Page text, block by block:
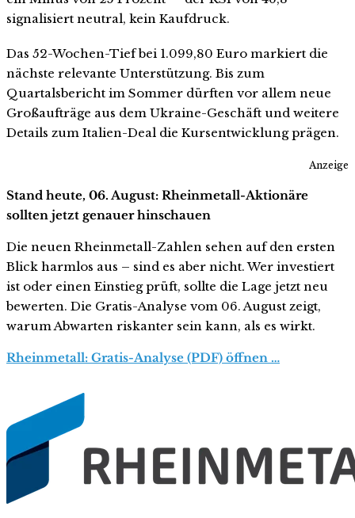
signalisiert neutral, kein Kaufdruck.
Das 52-Wochen-Tief bei 1.099,80 Euro markiert die
nächste relevante Unterstützung. Bis zum
Quartalsbericht im Sommer dürften vor allem neue
Großaufträge aus dem Ukraine-Geschäft und weitere
Details zum Italien-Deal die Kursentwicklung prägen.
Anzeige
Stand heute, 06. August: Rheinmetall-Aktionäre
sollten jetzt genauer hinschauen
Die neuen Rheinmetall-Zahlen sehen auf den ersten
Blick harmlos aus – sind es aber nicht. Wer investiert
ist oder einen Einstieg prüft, sollte die Lage jetzt neu
bewerten. Die Gratis-Analyse vom 06. August zeigt,
warum Abwarten riskanter sein kann, als es wirkt.
Rheinmetall: Gratis-Analyse (PDF) öffnen …